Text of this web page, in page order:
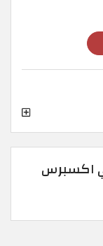
اكسبرس